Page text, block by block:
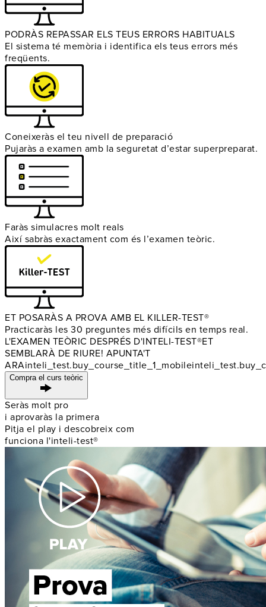
PODRÀS REPASSAR ELS TEUS ERRORS HABITUALS
El sistema té memòria i identifica els teus errors més
freqüents.
Coneixeràs el teu nivell de preparació
Pujaràs a examen amb la seguretat d’estar superpreparat.
Faràs simulacres molt reals
Així sabràs exactament com és l’examen teòric.
ET POSARÀS A PROVA AMB EL KILLER-TEST®
Practicaràs les 30 preguntes més difícils en temps real.
L'EXAMEN TEÒRIC DESPRÉS D'INTELI-TEST®ET
SEMBLARÀ DE RIURE! APUNTA'T
ARAinteli_test.buy_course_title_1_mobile
Compra el curs teòric
Seràs molt pro
i aprovaràs la primera
Pitja el play i descobreix com
funciona l'inteli-test®